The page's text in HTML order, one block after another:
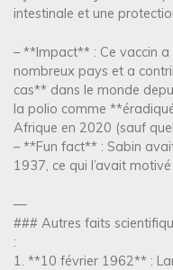
intestinale et une
– **Impact** : Ce vaccin
nombreux pays et a
cas** dans le monde
la polio comme
Afrique en 2020 (sauf
– **Fun fact** : Sabin
1937, ce qui l’avait
—
### Autres faits
:
1. **10 février 1962** :